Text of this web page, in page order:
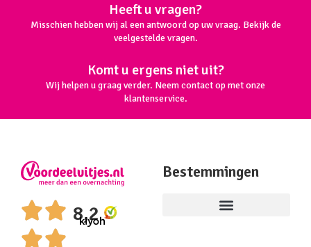
Heeft u vragen?
Misschien hebben wij al een antwoord op uw vraag. Bekijk de
veelgestelde vragen.
Komt u ergens niet uit?
Wij helpen u graag verder. Neem contact op met onze
klantenservice.
8,2
Bestemmingen